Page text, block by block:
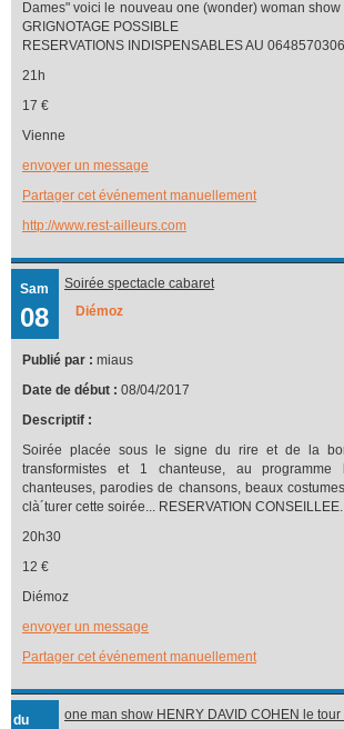
Dames" voici le nouveau one (wonder) woman show
GRIGNOTAGE POSSIBLE
RESERVATIONS INDISPENSABLES AU 0648570306
21h
17 €
Vienne
envoyer un message
Partager cet événement manuellement
http://www.rest-ailleurs.com
Sam
08
Soirée spectacle cabaret
Diémoz
Publié par : miaus
Date de début : 08/04/2017
Descriptif :
Soirée placée sous le signe du rire et de la
transformistes et 1 chanteuse, au programme
chanteuses, parodies de chansons, beaux
clà´turer cette soirée... RESERVATION CONSEILLEE.
20h30
12 €
Diémoz
envoyer un message
Partager cet événement manuellement
du
one man show HENRY DAVID COHEN le